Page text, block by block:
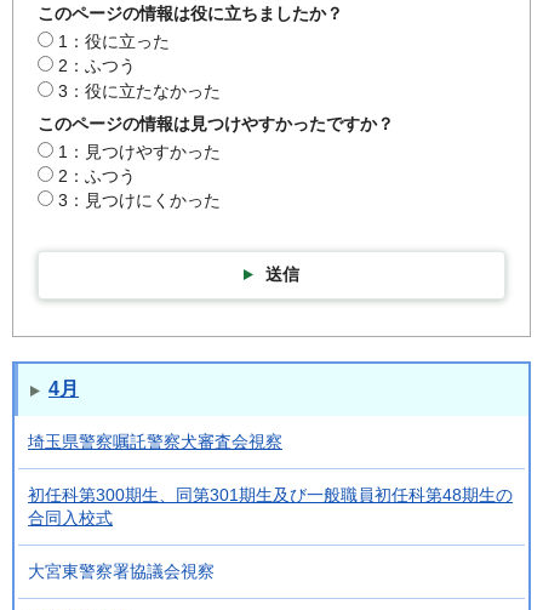
このページの情報は役に立ちましたか？
1：役に立った
2：ふつう
3：役に立たなかった
このページの情報は見つけやすかったですか？
1：見つけやすかった
2：ふつう
3：見つけにくかった
送信
4月
埼玉県警察嘱託警察犬審査会視察
初任科第300期生、同第301期生及び一般職員初任科第48期生の
合同入校式
大宮東警察署協議会視察